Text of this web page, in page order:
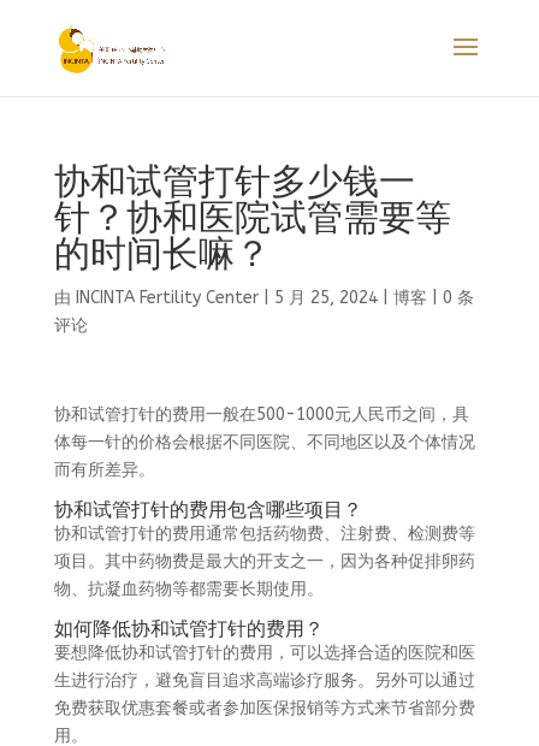
协和试管打针多少钱一
针？协和医院试管需要等
的时间长嘛？
由 INCINTA Fertility Center| 5 月 25, 2024| 博客
0 条
评论
协和试管打针的费用一般在500-1000元人民币之间，具
体每一针的价格会根据不同医院、不同地区以及个体情况
而有所差异。
协和试管打针的费用包含哪些项目？
协和试管打针的费用通常包括药物费、注射费、检测费等
项目。其中药物费是最大的开支之一，因为各种促排卵药
物、抗凝血药物等都需要长期使用。
如何降低协和试管打针的费用？
要想降低协和试管打针的费用，可以选择合适的医院和医
生进行治疗，避免盲目追求高端诊疗服务。另外可以通过
免费获取优惠套餐或者参加医保报销等方式来节省部分费
用。